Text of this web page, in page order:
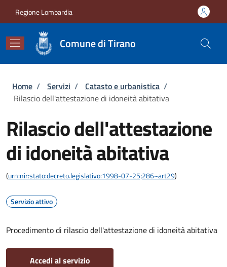
Regione Lombardia
Comune di Tirano
Briciole di pane
Home / Servizi / Catasto e urbanistica /
Rilascio dell'attestazione di idoneità abitativa
Rilascio dell'attestazione
di idoneità abitativa
(urn:nir:stato:decreto.legislativo:1998-07-25;286~art29)
Servizio attivo
Procedimento di rilascio dell'attestazione di idoneità abitativa
Accedi al servizio